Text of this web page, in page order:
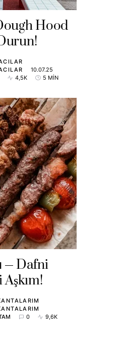
Hood
10.07.25
4,5K 5 MIN
Dafni
Aşkım!
0
9,6K